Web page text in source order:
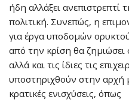
ήδη αλλάξει ανεπιστρεπτί
πολιτική. Συνεπώς, η
για έργα υποδομών
από την κρίση θα
αλλά και τις ίδιες τις
υποστηριχθούν στην αρχή
κρατικές ενισχύσεις, όπως